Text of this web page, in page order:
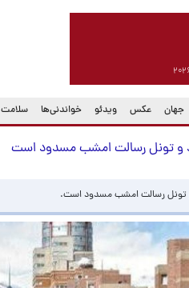
جهان عکس ویدئو خواندنی‌ها سلامت
و تونل رسالت امشب مسدود است
تونل رسالت امشب مسدود است.